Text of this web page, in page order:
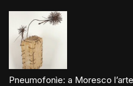
Pneumofonìe: a Moresco